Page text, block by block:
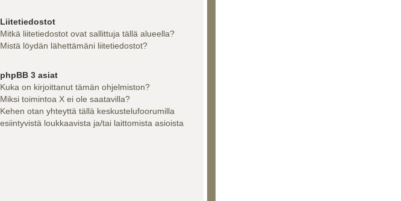
Liitetiedostot
Mitkä liitetiedostot ovat sallittuja tällä alueella?
Mistä löydän lähettämäni liitetiedostot?
phpBB 3 asiat
Kuka on kirjoittanut tämän ohjelmiston?
Miksi toimintoa X ei ole saatavilla?
Kehen otan yhteyttä tällä keskustelufoorumilla
esiintyvistä loukkaavista ja/tai laittomista asioista